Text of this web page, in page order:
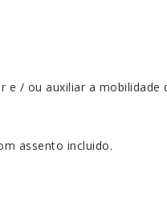
/ ou auxiliar a mobilidade
assento incluido.